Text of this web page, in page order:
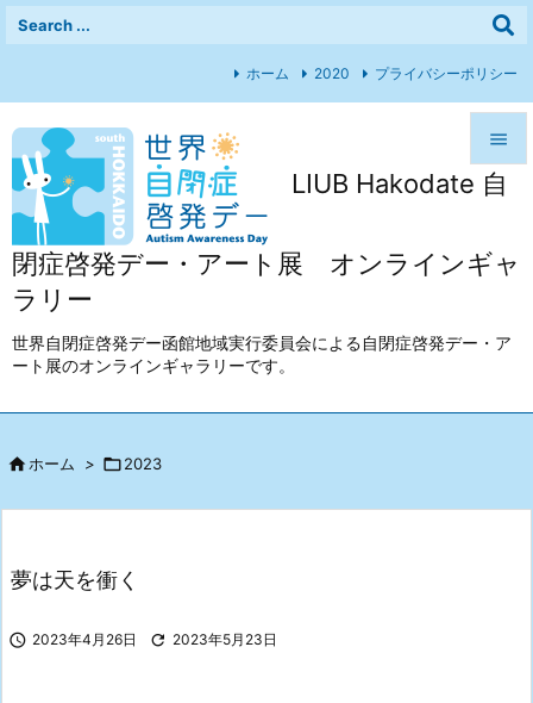
LIUB Hakodate 自
閉症啓発デー・アート展 オンラインギャ
ラリー
世界自閉症啓発デー函館地域実行委員会による自閉症啓発デー・ア
ート展のオンラインギャラリーです。



前へ
次へ
ホーム 2020 プライバシーポリシー
ホーム > 2023
夢は天を衝く
 2023年4月26日  2023年5月23日